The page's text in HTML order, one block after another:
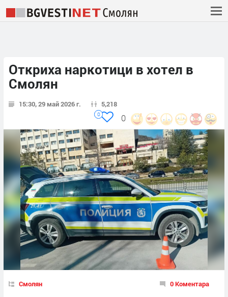
Откриха наркотици в хотел в
Смолян
15:30, 29 май 2026 г. 5,218
0
0
Смолян 0 Коментара